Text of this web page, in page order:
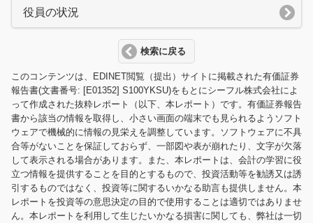
役員の状況
検索に戻る
このコンテンツは、EDINET閲覧（提出）サイトに掲載された有価証券
報告書(文書番号: [E01352] S100YKSU)をもとにシーフル株式会社によ
って作成された抜粋レポート（以下、本レポート）です。有価証券報告
書から該当の情報を取得し、小さい画面の端末でも見られるようソフト
ウェアで機械的に情報の見栄えを調整しています。ソフトウェアに不具
合等がないことを保証しておらず、一部図や表が崩れたり、文字が欠落
して表示される場合があります。また、本レポートは、会計の学習に役
立つ情報を提供することを目的とするもので、投資活動等を勧誘又は誘
引するものではなく、投資等に関するいかなる助言も提供しません。本
レポートを投資等の意思決定の目的で使用することは適切ではありませ
ん。本レポートを利用して生じたいかなる損害に関しても、弊社は一切